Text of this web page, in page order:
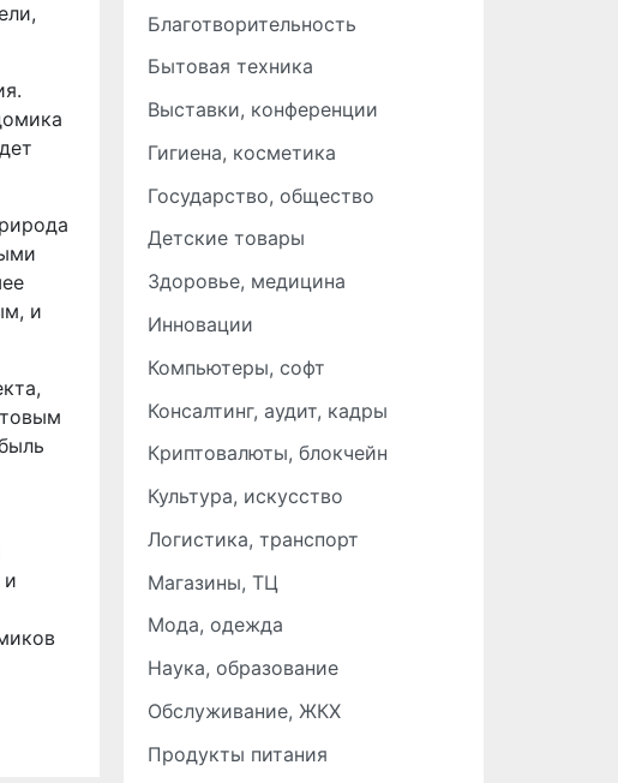
и
и
Благотворительность
Бытовая техника
Выставки, конференции
Гигиена, косметика
Государство, общество
Детские товары
Здоровье, медицина
Инновации
Компьютеры, софт
Консалтинг, аудит, кадры
Криптовалюты, блокчейн
Культура, искусство
Логистика, транспорт
Магазины, ТЦ
Мода, одежда
Наука, образование
Обслуживание, ЖКХ
Продукты питания